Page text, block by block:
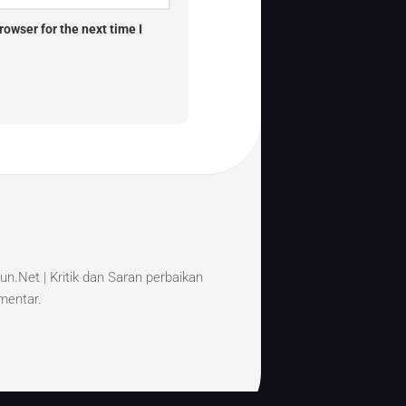
for the next time I
| Kritik dan Saran perbaikan